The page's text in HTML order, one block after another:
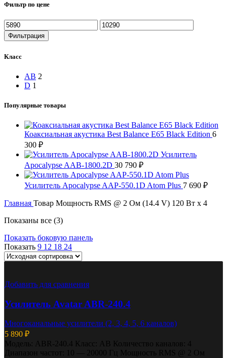
Фильтр по цене
Минимальная
цена
Максимальная
цена
Фильтрация
Класс
AB 2
D 1
Популярные товары
Коаксиальная акустика Best Balance E65 Black Edition 6
300 ₽
Усилитель
Apocalypse AAB-1800.2D 30 790 ₽
Усилитель Apocalypse AAP-550.1D Atom Plus 7 690 ₽
Главная Товар Мощность RMS @ 2 Ом (14.4 V) 120 Вт x 4
Показаны все (3)
Показать боковую панель
Показать 9 12 18 24
Добавить для сравнения
Усилитель Avatar ABR-240.4
Многоканальные усилители (2, 3, 4, 5, 6 каналов)
5 890 ₽
Модель: ABR-240.4 Класс: AB Количество каналов: 4
Диапазон частот: 10 — 20000 Гц Мощность RMS @ 2 Ом